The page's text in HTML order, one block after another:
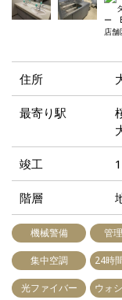
住所
最寄り駅
竣工
階層
機械警備 管
集中空調 24時
光ファイバー ウォ